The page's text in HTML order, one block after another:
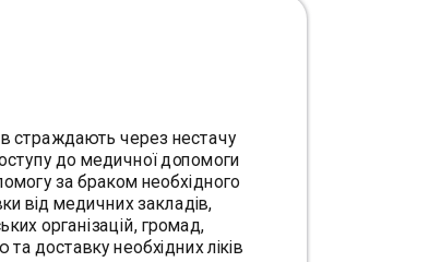
страждають через нестачу
до медичної допомоги
за браком необхідного
від медичних закладів,
організацій, громад,
доставку необхідних ліків